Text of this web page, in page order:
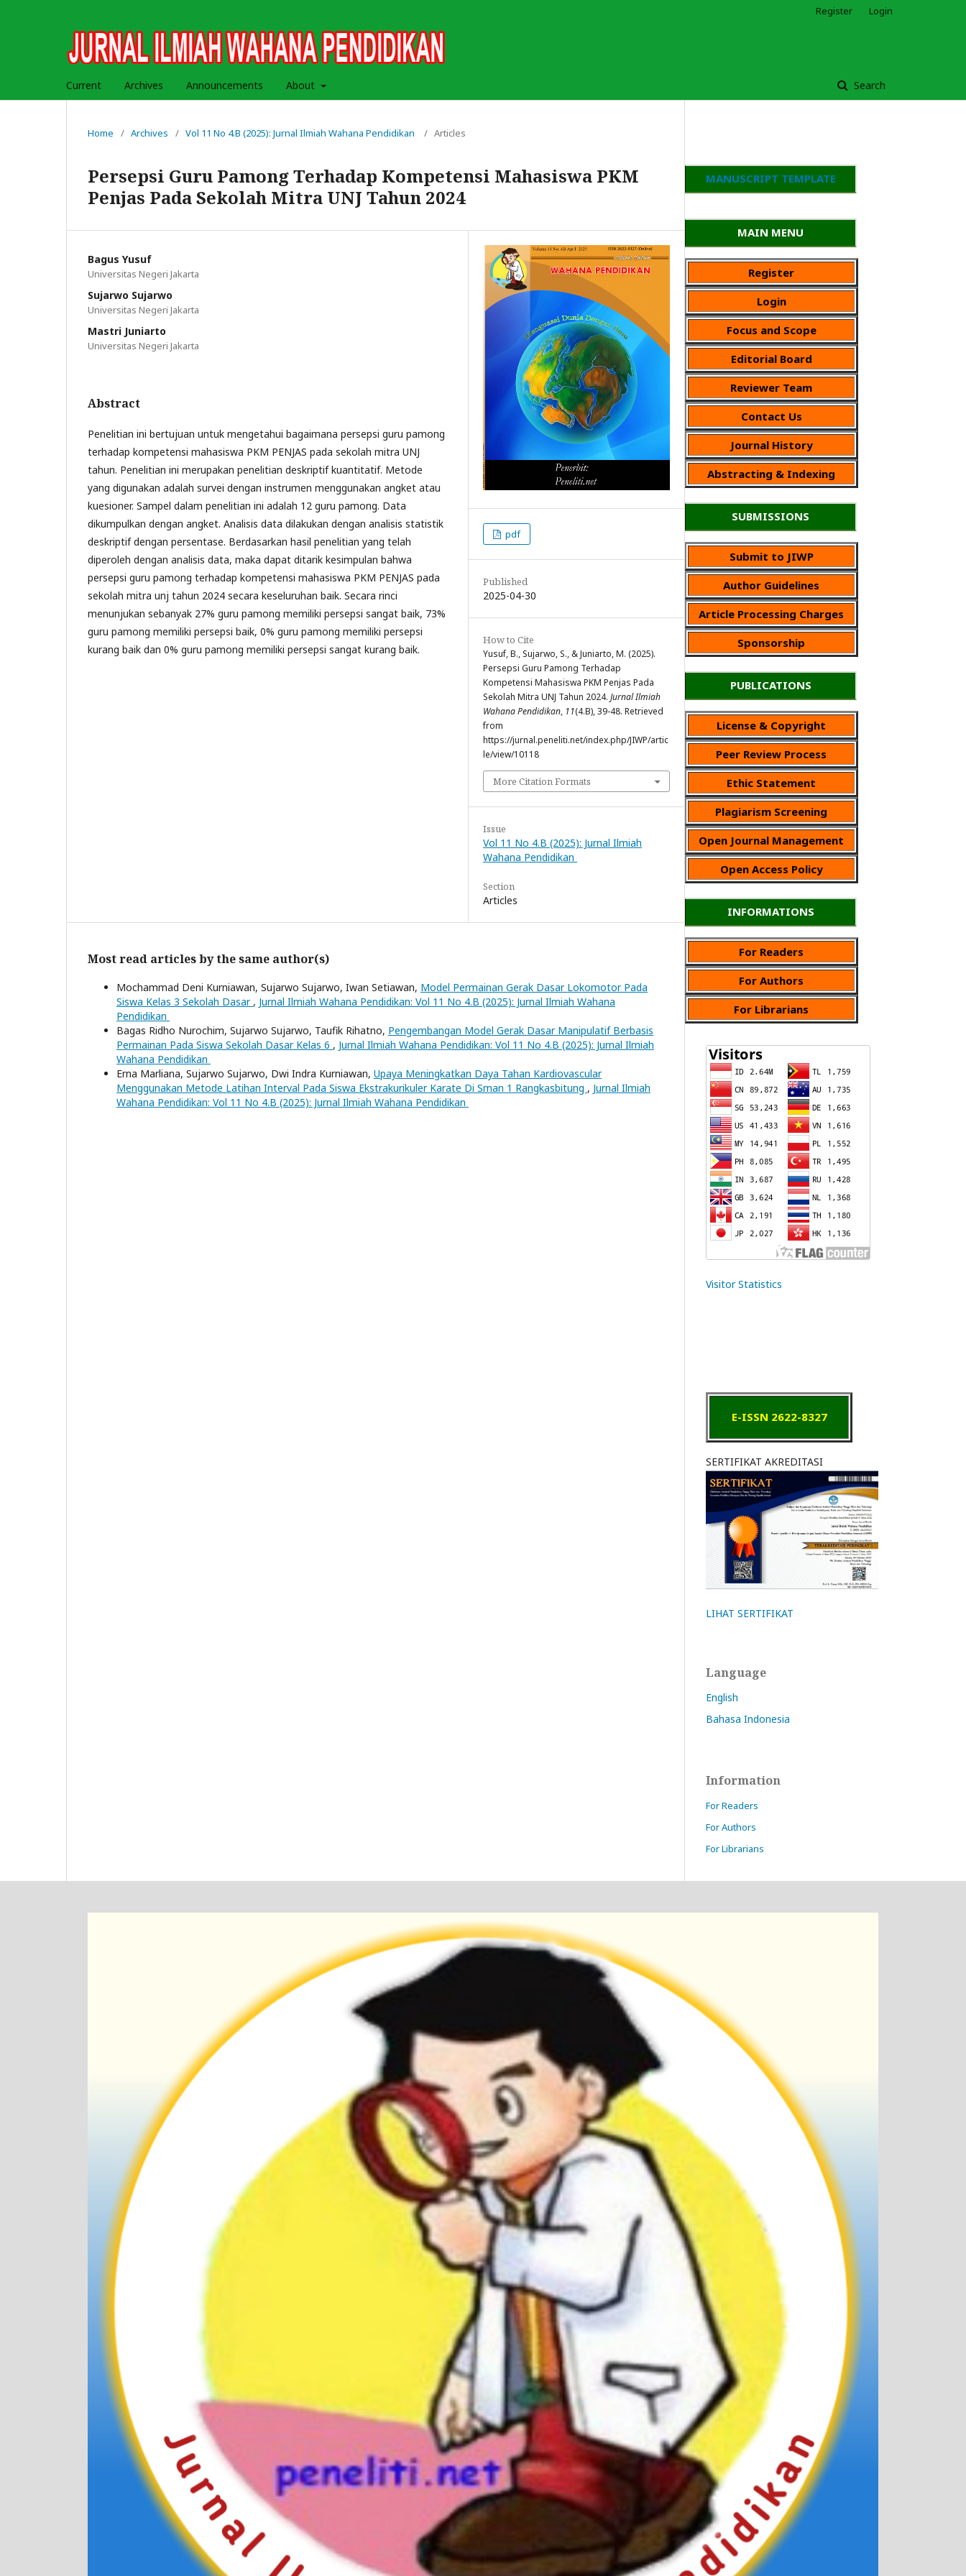
Current Archives Announcements About Search
Register Login
Home / Archives / Vol 11 No 4.B (2025): Jurnal Ilmiah Wahana Pendidikan / Articles
Persepsi Guru Pamong Terhadap Kompetensi Mahasiswa PKM
Penjas Pada Sekolah Mitra UNJ Tahun 2024
Bagus Yusuf
Universitas Negeri Jakarta
Sujarwo Sujarwo
Universitas Negeri Jakarta
Mastri Juniarto
Universitas Negeri Jakarta
Abstract
Penelitian ini bertujuan untuk mengetahui bagaimana persepsi guru pamong
terhadap kompetensi mahasiswa PKM PENJAS pada sekolah mitra UNJ
tahun. Penelitian ini merupakan penelitian deskriptif kuantitatif. Metode
yang digunakan adalah survei dengan instrumen menggunakan angket atau
kuesioner. Sampel dalam penelitian ini adalah 12 guru pamong. Data
dikumpulkan dengan angket. Analisis data dilakukan dengan analisis statistik
deskriptif dengan persentase. Berdasarkan hasil penelitian yang telah
diperoleh dengan analisis data, maka dapat ditarik kesimpulan bahwa
persepsi guru pamong terhadap kompetensi mahasiswa PKM PENJAS pada
sekolah mitra unj tahun 2024 secara keseluruhan baik. Secara rinci
menunjukan sebanyak 27% guru pamong memiliki persepsi sangat baik, 73%
guru pamong memiliki persepsi baik, 0% guru pamong memiliki persepsi
kurang baik dan 0% guru pamong memiliki persepsi sangat kurang baik.
pdf
Published
2025-04-30
How to Cite
Yusuf, B., Sujarwo, S., & Juniarto, M. (2025).
Persepsi Guru Pamong Terhadap
Kompetensi Mahasiswa PKM Penjas Pada
Sekolah Mitra UNJ Tahun 2024. Jurnal Ilmiah
Wahana Pendidikan, 11(4.B), 39-48. Retrieved
from
https://jurnal.peneliti.net/index.php/JIWP/artic
le/view/10118
More Citation Formats
Issue
Vol 11 No 4.B (2025): Jurnal Ilmiah
Wahana Pendidikan
Section
Articles
Most read articles by the same author(s)
Mochammad Deni Kurniawan, Sujarwo Sujarwo, Iwan Setiawan, Model Permainan Gerak Dasar Lokomotor Pada
Siswa Kelas 3 Sekolah Dasar , Jurnal Ilmiah Wahana Pendidikan: Vol 11 No 4.B (2025): Jurnal Ilmiah Wahana
Pendidikan
Bagas Ridho Nurochim, Sujarwo Sujarwo, Taufik Rihatno, Pengembangan Model Gerak Dasar Manipulatif Berbasis
Permainan Pada Siswa Sekolah Dasar Kelas 6 , Jurnal Ilmiah Wahana Pendidikan: Vol 11 No 4.B (2025): Jurnal Ilmiah
Wahana Pendidikan
Erna Marliana, Sujarwo Sujarwo, Dwi Indra Kurniawan, Upaya Meningkatkan Daya Tahan Kardiovascular
Menggunakan Metode Latihan Interval Pada Siswa Ekstrakurikuler Karate Di Sman 1 Rangkasbitung , Jurnal Ilmiah
Wahana Pendidikan: Vol 11 No 4.B (2025): Jurnal Ilmiah Wahana Pendidikan
MANUSCRIPT TEMPLATE
MAIN MENU
Register
Login
Focus and Scope
Editorial Board
Reviewer Team
Contact Us
Journal History
Abstracting & Indexing
SUBMISSIONS
Submit to JIWP
Author Guidelines
Article Processing Charges
Sponsorship
PUBLICATIONS
License & Copyright
Peer Review Process
Ethic Statement
Plagiarism Screening
Open Journal Management
Open Access Policy
INFORMATIONS
For Readers
For Authors
For Librarians
Visitor Statistics
E-ISSN 2622-8327
SERTIFIKAT AKREDITASI
LIHAT SERTIFIKAT
Language
English
Bahasa Indonesia
Information
For Readers
For Authors
For Librarians